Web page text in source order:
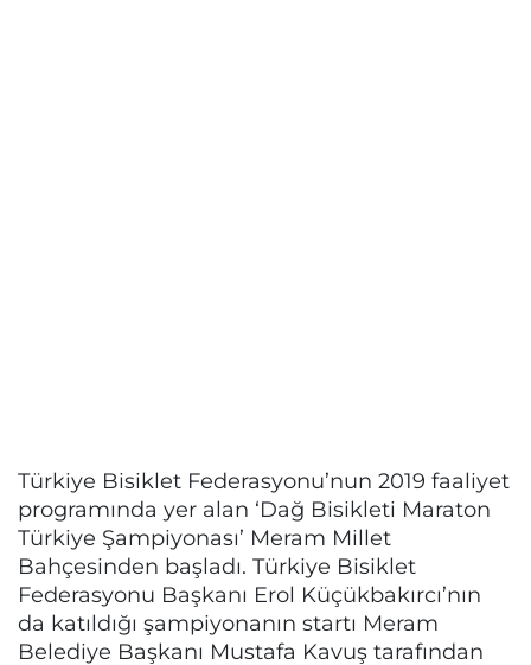
Türkiye Bisiklet Federasyonu’nun 2019 faaliyet
programında yer alan ‘Dağ Bisikleti Maraton
Türkiye Şampiyonası’ Meram Millet
Bahçesinden başladı. Türkiye Bisiklet
Federasyonu Başkanı Erol Küçükbakırcı’nın
da katıldığı şampiyonanın startı Meram
Belediye Başkanı Mustafa Kavuş tarafından